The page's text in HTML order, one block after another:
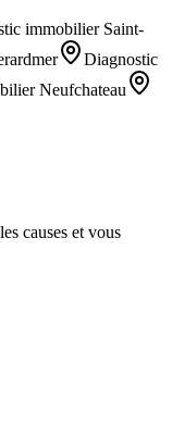
immobilier Saint-
Diagnostic
Neufchateau
causes et vous